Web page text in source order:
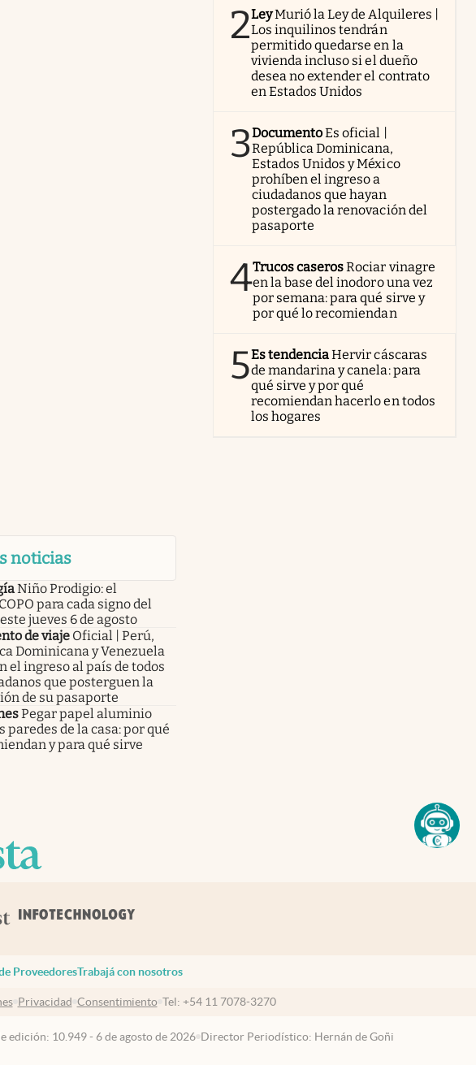
2LeyMurió la Ley de Alquileres |
Los inquilinos tendrán
permitido quedarse en la
vivienda incluso si el dueño
desea no extender el contrato
en Estados Unidos
3DocumentoEs oficial |
República Dominicana,
Estados Unidos y México
prohíben el ingreso a
ciudadanos que hayan
postergado la renovación del
pasaporte
4Trucos caserosRociar vinagre
en la base del inodoro una vez
por semana: para qué sirve y
por qué lo recomiendan
5Es tendenciaHervir cáscaras
de mandarina y canela: para
qué sirve y por qué
recomiendan hacerlo en todos
los hogares
noticias
Niño Prodigio: el
para cada signo del
jueves 6 de agosto
de viaje Oficial | Perú,
Dominicana y Venezuela
el ingreso al país de todos
que posterguen la
de su pasaporte
Pegar papel aluminio
paredes de la casa: por qué
y para qué sirve
ProveedoresTrabajá con nosotros
Privacidad Consentimiento Tel: +54 11 7078-3270
edición: 10.949 - 6 de agosto de 2026 Director Periodístico: Hernán de Goñi